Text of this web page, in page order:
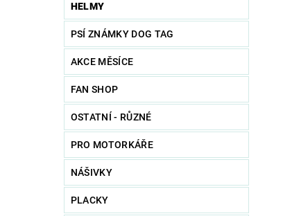
HELMY
PSÍ ZNÁMKY DOG TAG
AKCE MĚSÍCE
FAN SHOP
OSTATNÍ - RŮZNÉ
PRO MOTORKÁŘE
NÁŠIVKY
PLACKY